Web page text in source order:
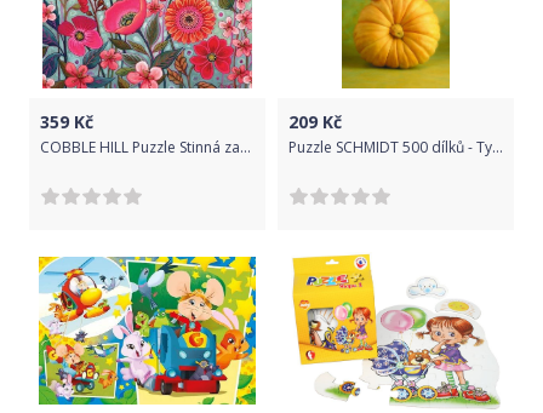
359 Kč
COBBLE HILL Puzzle Stinná zahrada XL 275 dílků
209 Kč
Puzzle SCHMIDT 500 dílků - Tykvový květ 57901